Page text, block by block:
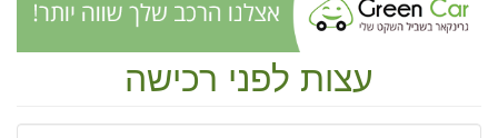
עצות לפני רכישה